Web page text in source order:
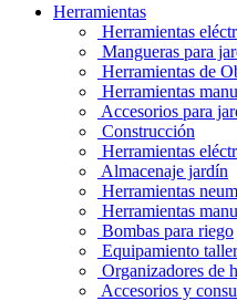
Herramientas
Herramientas
Mangueras para
Herramientas de
Herramientas
Accesorios para
Construcción
Herramientas
Almacenaje jardín
Herramientas
Herramientas
Bombas para riego
Equipamiento
Organizadores de
Accesorios y